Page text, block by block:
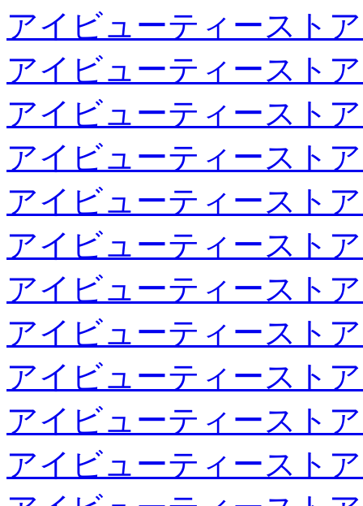
アイビューティースト
アイビューティースト
アイビューティースト
アイビューティースト
アイビューティースト
アイビューティースト
アイビューティースト
アイビューティースト
アイビューティースト
アイビューティースト
アイビューティースト